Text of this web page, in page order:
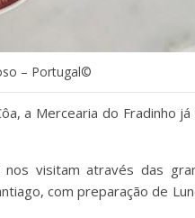
– Portugal©
a Mercearia do Fradinho
visitam através das
com preparação de